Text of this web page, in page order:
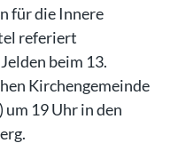
für die Innere
referiert
beim 13.
Kirchengemeinde
um 19 Uhr in den